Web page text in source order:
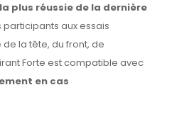
plus réussie de la dernière
aux essais
la tête, du front, de
Forte est compatible avec
en cas